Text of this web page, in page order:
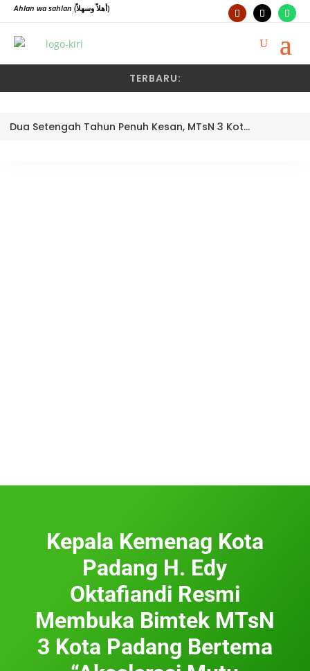
Ahlan wa sahlan (أهلاً وسهلاً)
TERBARU:
Dua Setengah Tahun Penuh Kesan, MTsN 3 Kota Padang Lepas Pengawas Pembina Dra. Nayusminar Nasrun
Kepala Kemenag Kota
Padang H. Edy
Oktafiandi Resmi
Membuka Bimtek MTsN
3 Kota Padang Bertema